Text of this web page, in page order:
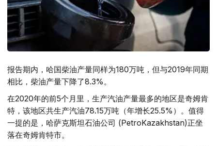
报告期内，哈国柴油产量同样为180万吨，但与2019年同期
相比，柴油产量下降了8.3%。
在2020年的前5个月里，生产汽油产量最多的地区是奇姆肯
特，该地区共生产汽油78.15万吨（年增长25.5%）。值得
一提的是，哈萨克斯坦石油公司 (PetroKazakhstan)正坐
落在奇姆肯特市。